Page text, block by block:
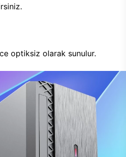
optiksiz olarak sunulur.